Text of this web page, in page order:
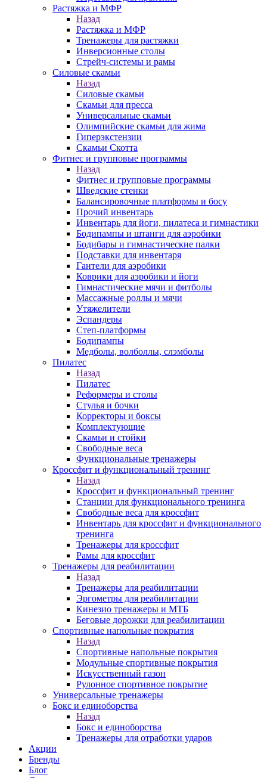
Растяжка и МФР
Назад
Растяжка и МФР
Тренажеры для растяжки
Инверсионные столы
Стрейч-системы и рамы
Силовые скамьи
Назад
Силовые скамьи
Скамьи для пресса
Универсальные скамьи
Олимпийские скамьи для жима
Гиперэкстензии
Скамьи Скотта
Фитнес и групповые программы
Назад
Фитнес и групповые программы
Шведские стенки
Балансировочные платформы и босу
Прочий инвентарь
Инвентарь для йоги, пилатеса и гимнастики
Бодипампы и штанги для аэробики
Бодибары и гимнастические палки
Подставки для инвентаря
Гантели для аэробики
Коврики для аэробики и йоги
Гимнастические мячи и фитболы
Массажные роллы и мячи
Утяжелители
Эспандеры
Степ-платформы
Бодипампы
Медболы, волболлы, слэмболы
Пилатес
Назад
Пилатес
Реформеры и столы
Стулья и бочки
Корректоры и боксы
Комплектующие
Скамьи и стойки
Свободные веса
Функциональные тренажеры
Кроссфит и функциональный тренинг
Назад
Кроссфит и функциональный тренинг
Станции для функционального тренинга
Свободные веса для кроссфит
Инвентарь для кроссфит и функционального
тренинга
Тренажеры для кроссфит
Рамы для кроссфит
Тренажеры для реабилитации
Назад
Тренажеры для реабилитации
Эргометры для реабилитации
Кинезио тренажеры и МТБ
Беговые дорожки для реабилитации
Спортивные напольные покрытия
Назад
Спортивные напольные покрытия
Модульные спортивные покрытия
Искусственный газон
Рулонное спортивное покрытие
Универсальные тренажеры
Бокс и единоборства
Назад
Бокс и единоборства
Тренажеры для отработки ударов
Акции
Бренды
Блог